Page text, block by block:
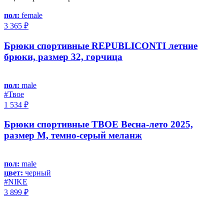
пол: female
3 365 ₽
Брюки спортивные REPUBLICONTI летние
брюки, размер 32, горчица
пол: male
#Твое
1 534 ₽
Брюки спортивные ТВОЕ Весна-лето 2025,
размер M, темно-серый меланж
пол: male
цвет: черный
#NIKE
3 899 ₽